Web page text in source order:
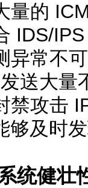
量的
IDS/
异常不
送大量
禁攻击
够及时
统健壮